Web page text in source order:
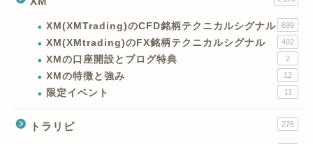
XM(XMTrading)のCFD銘柄テクニカルシグナル 699
XM(XMtrading)のFX銘柄テクニカルシグナル 402
XMの口座開設とブログ特典 2
XMの特徴と強み 12
限定イベント 11
トラリピ 276